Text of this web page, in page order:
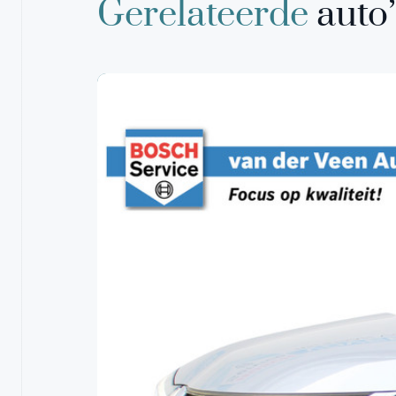
Gerelateerde